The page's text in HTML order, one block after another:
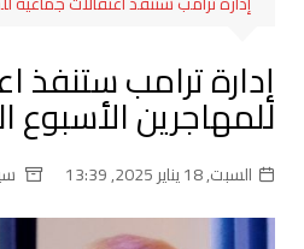
إدارة ترامب ستنفذ
للمهاجرين الأسبوع
السبت, 18 يناير 2025, 13:39